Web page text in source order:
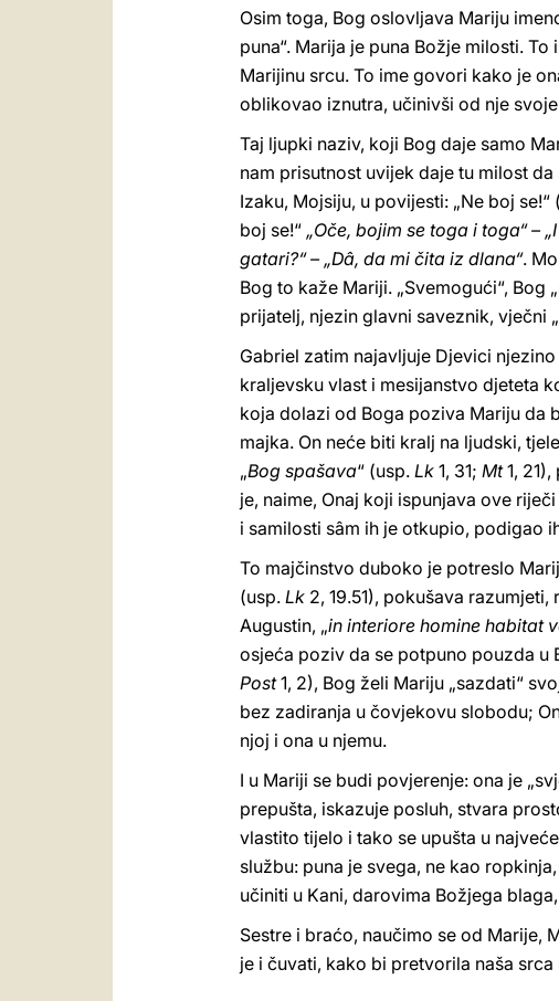
Osim toga, Bog oslovljava Mariju
puna“. Marija je puna Božje milosti.
Marijinu srcu. To ime govori kako je
oblikovao iznutra, učinivši od nje
Taj ljupki naziv, koji Bog daje samo
nam prisutnost uvijek daje tu milost da
Izaku, Mojsiju, u povijesti: „Ne boj se!“
boj se!“ „Oče, bojim se toga i toga“ –
gatari?“ – „Dâ, da mi čita iz dlana“.
Bog to kaže Mariji. „Svemogući“, Bog
prijatelj, njezin glavni saveznik, vječni
Gabriel zatim najavljuje Djevici
kraljevsku vlast i mesijanstvo djeteta
koja dolazi od Boga poziva Mariju da
majka. On neće biti kralj na ljudski,
„Bog spašava“ (usp. Lk 1, 31; Mt1,
je, naime, Onaj koji ispunjava ove
i samilosti sâm ih je otkupio, podigao
To majčinstvo duboko je potreslo
(usp. Lk 2, 19.51), pokušava
Augustin, „in interiore homine habitat
osjeća poziv da se potpuno pouzda u
Post1, 2), Bog želi Mariju „sazdati“
bez zadiranja u čovjekovu slobodu;
njoj i ona u njemu.
I u Mariji se budi povjerenje: ona je
prepušta, iskazuje posluh, stvara
vlastito tijelo i tako se upušta u
službu: puna je svega, ne kao
učiniti u Kani, darovima Božjega
Sestre i braćo, naučimo se od Marije,
je i čuvati, kako bi pretvorila naša